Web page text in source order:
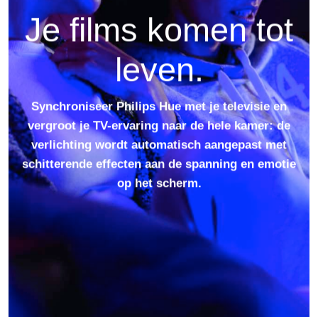
Je films komen tot
leven.
Synchroniseer Philips Hue met je televisie en
vergroot je TV-ervaring naar de hele kamer: de
verlichting wordt automatisch aangepast met
schitterende effecten aan de spanning en emotie
op het scherm.